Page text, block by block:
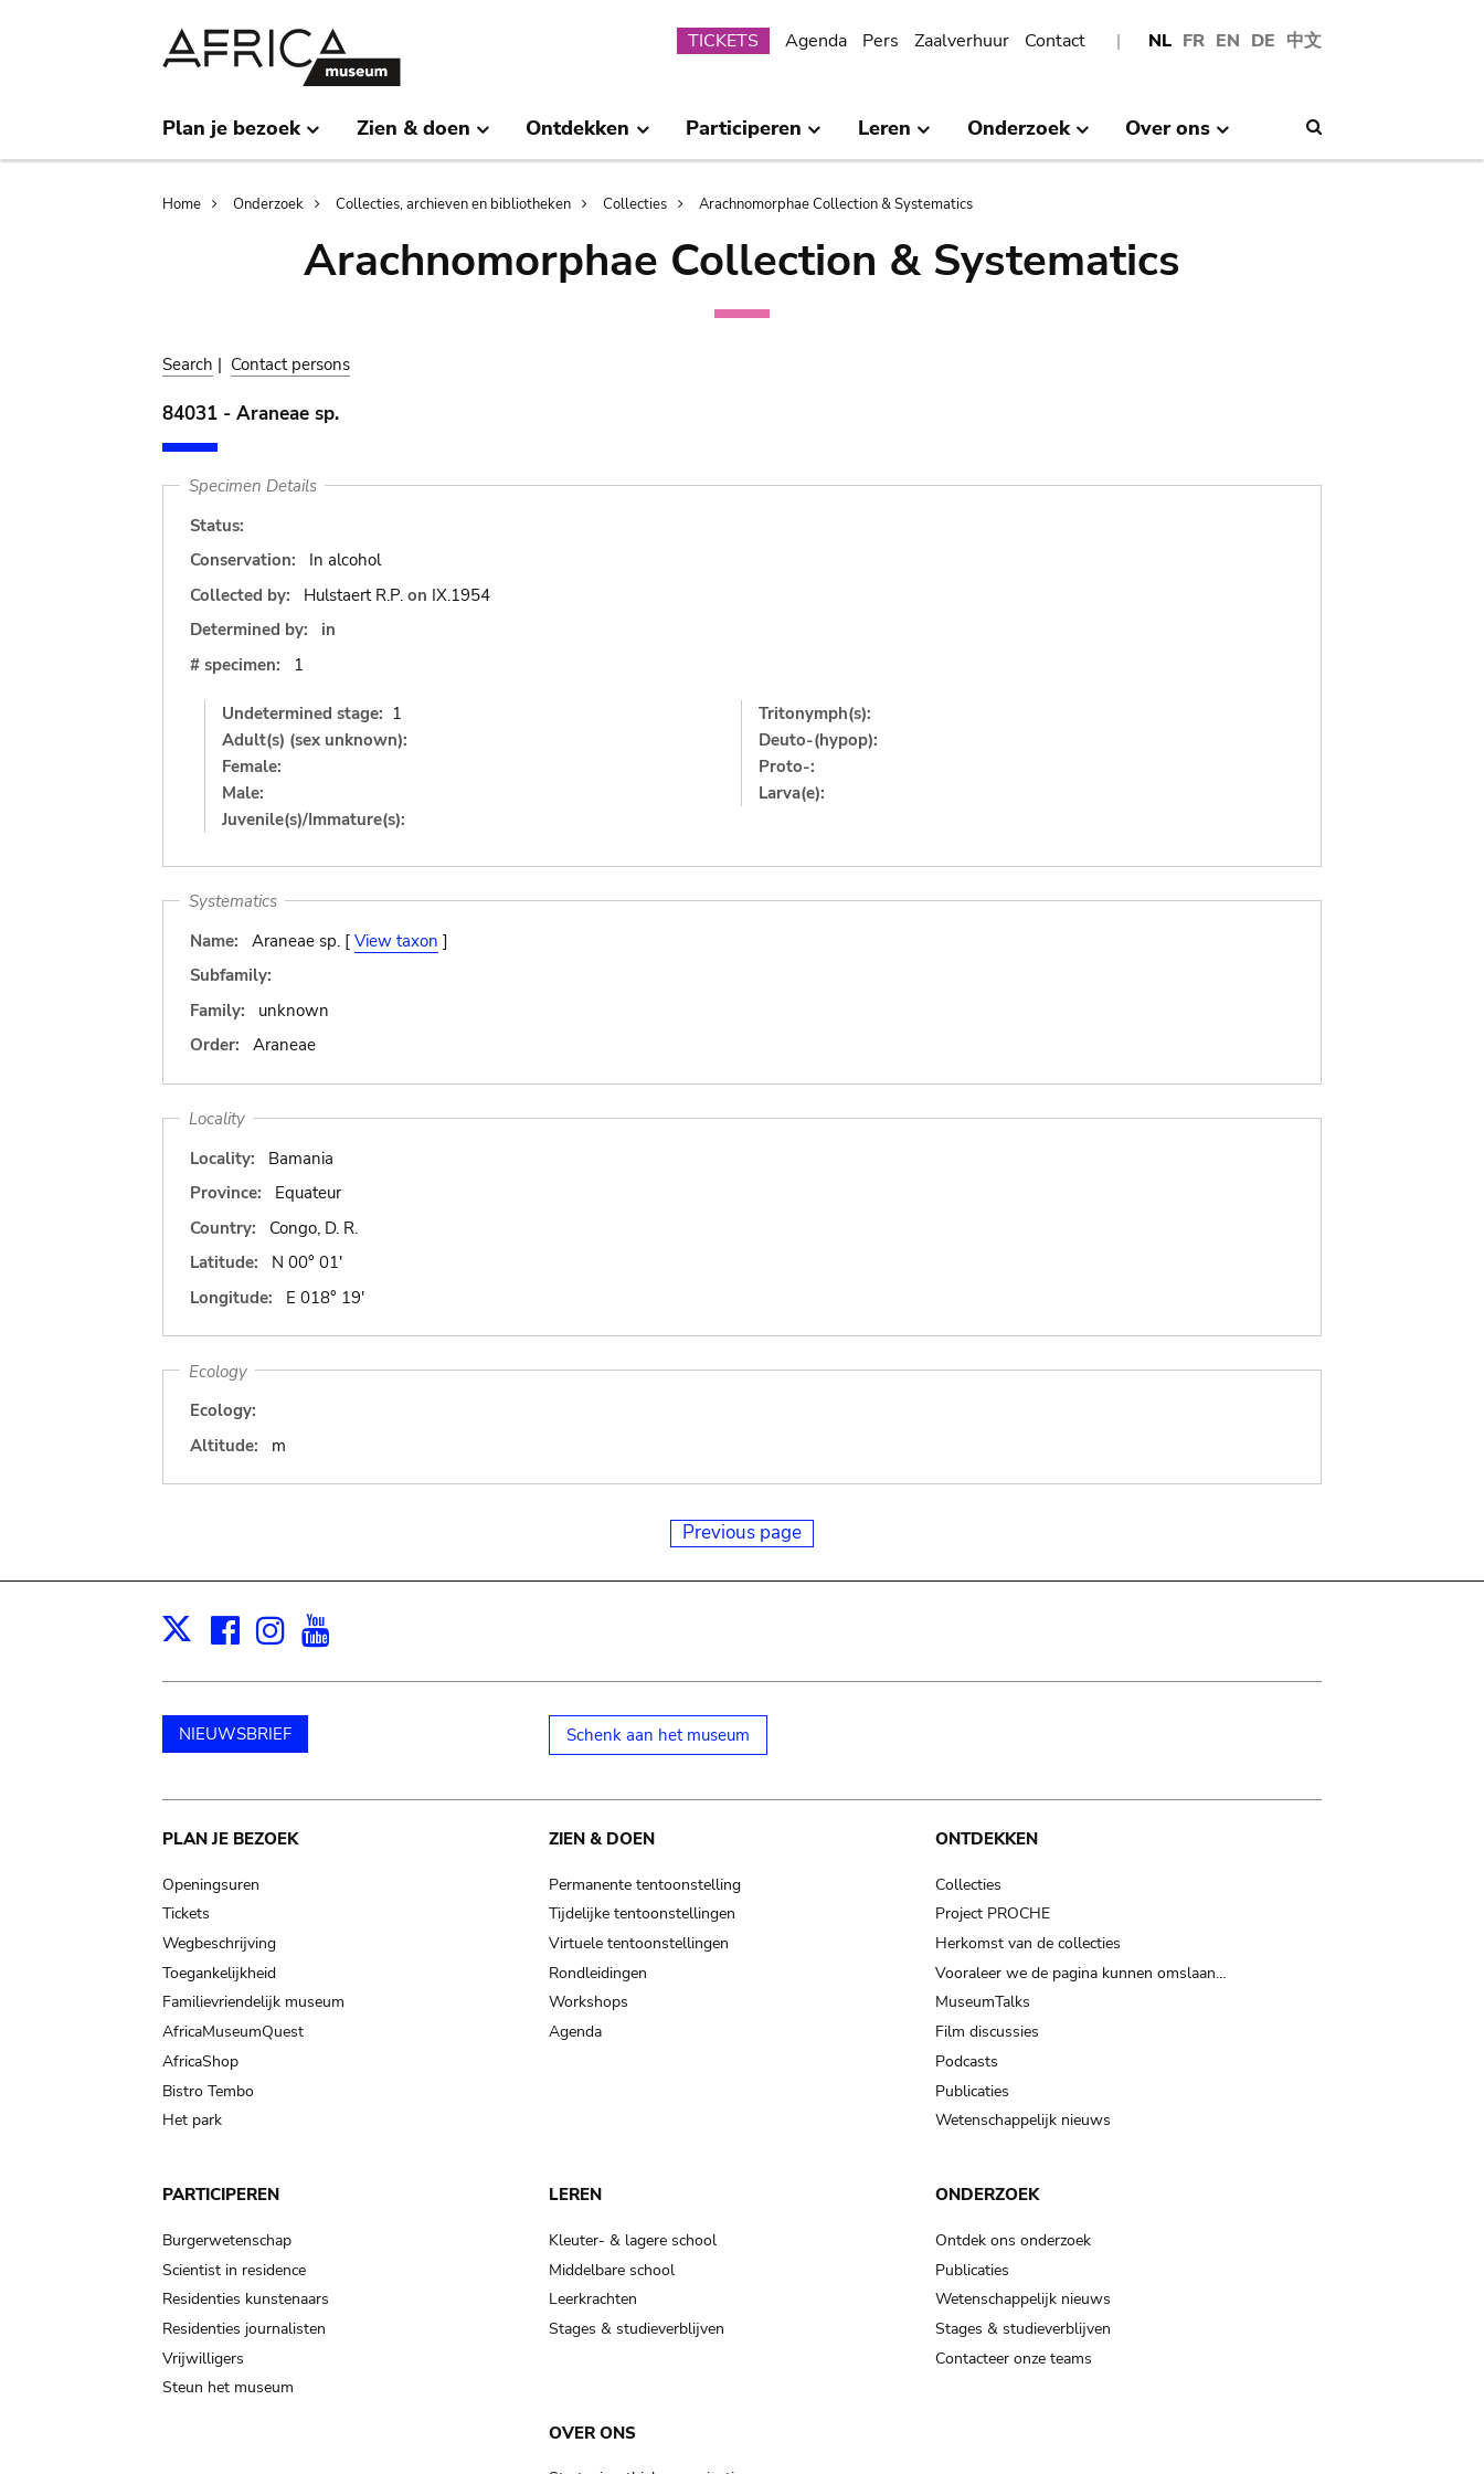
NL FR EN DE 中文
Submenu
TICKETS Agenda Pers Zaalverhuur Contact
Plan je bezoek Zien & doen Ontdekken Participeren Leren Onderzoek Over ons
Breadcrumb
Home Onderzoek Collecties, archieven en bibliotheken Collecties Arachnomorphae Collection & Systematics
Arachnomorphae Collection & Systematics
Search | Contact persons
84031 - Araneae sp.
Specimen Details
Status:
Conservation:
In alcohol
Collected by:
Hulstaert R.P. on IX.1954
Determined by:
in
# specimen:
1
Undetermined stage: 1
Adult(s) (sex unknown):
Female:
Male:
Juvenile(s)/Immature(s):
Tritonymph(s):
Deuto-(hypop):
Proto-:
Larva(e):
Systematics
Name:
Araneae sp. [ View taxon ]
Subfamily:
Family:
unknown
Order:
Araneae
Locality
Locality:
Bamania
Province:
Equateur
Country:
Congo, D. R.
Latitude:
N 00° 01'
Longitude:
E 018° 19'
Ecology
Ecology:
Altitude:
m
Previous page
X Facebook
Instagram
NIEUWSBRIEF Schenk aan het museum
Main
navigation
PLAN JE BEZOEK
Openingsuren
Tickets
Wegbeschrijving
Toegankelijkheid
Familievriendelijk museum
AfricaMuseumQuest
AfricaShop
Bistro Tembo
Het park
ZIEN & DOEN
Permanente tentoonstelling
Tijdelijke tentoonstellingen
Virtuele tentoonstellingen
Rondleidingen
Workshops
Agenda
ONTDEKKEN
Collecties
Project PROCHE
Herkomst van de collecties
Vooraleer we de pagina kunnen omslaan…
MuseumTalks
Film discussies
Podcasts
Publicaties
Wetenschappelijk nieuws
PARTICIPEREN
Burgerwetenschap
Scientist in residence
Residenties kunstenaars
Residenties journalisten
Vrijwilligers
Steun het museum
LEREN
Kleuter- & lagere school
Middelbare school
Leerkrachten
Stages & studieverblijven
ONDERZOEK
Ontdek ons onderzoek
Publicaties
Wetenschappelijk nieuws
Stages & studieverblijven
Contacteer onze teams
OVER ONS